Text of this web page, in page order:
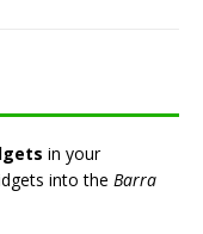
in your
into the Barra